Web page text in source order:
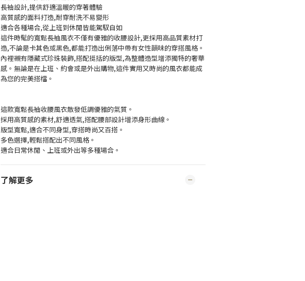
長袖設計,提供舒適溫暖的穿著體驗
高質感的面料打造,耐穿耐洗不易變形
適合各種場合,從上班到休閒皆能駕馭自如
這件時髦的寬鬆長袖風衣不僅有優雅的收腰設計,更採用高品質素材打
造,不論是卡其色或黑色,都能打造出俐落中帶有女性韻味的穿搭風格。
內裡襯有隱藏式珍珠裝飾,搭配挺括的版型,為整體造型增添獨特的奢華
感。無論是在上班、約會或是外出購物,這件實用又時尚的風衣都能成
為您的完美搭檔。
這款寬鬆長袖收腰風衣散發低調優雅的氣質。
採用高質感的素材,舒適透氣,搭配腰部設計增添身形曲線。
版型寬鬆,適合不同身型,穿搭時尚又百搭。
多色選擇,輕鬆搭配出不同風格。
適合日常休閒、上班或外出等多種場合。
了解更多